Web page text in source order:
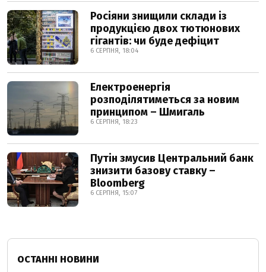
Росіяни знищили склади із
продукцією двох тютюнових
гігантів: чи буде дефіцит
6 СЕРПНЯ, 18:04
Електроенергія
розподілятиметься за новим
принципом – Шмигаль
6 СЕРПНЯ, 18:23
Путін змусив Центральний банк
знизити базову ставку –
Bloomberg
6 СЕРПНЯ, 15:07
ОСТАННІ НОВИНИ